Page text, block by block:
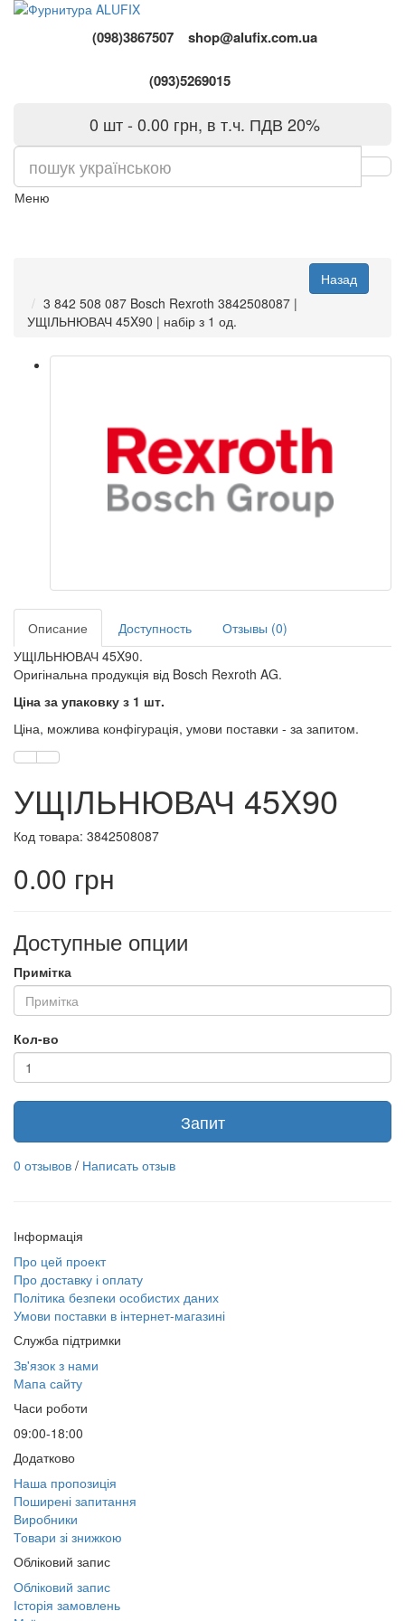
(098)3867507 shop@alufix.com.ua
(093)5269015
0 шт - 0.00 грн, в т.ч. ПДВ 20%
Меню
3 842 508 087 Bosch Rexroth 3842508087 |
УЩІЛЬНЮВАЧ 45X90 | набір з 1 од.
Описание Доступность
Отзывы (0)
УЩІЛЬНЮВАЧ 45X90.
Оригінальна продукція від Bosch Rexroth AG.
Ціна за упаковку з 1 шт.
Ціна, можлива конфігурація, умови поставки - за запитом.
УЩІЛЬНЮВАЧ 45X90
Код товара: 3842508087
0.00 грн
Доступные опции
Примітка
Кол-во
Запит
0 отзывов / Написать отзыв
Інформація
Про цей проект
Про доставку і оплату
Політика безпеки особистих даних
Умови поставки в інтернет-магазині
Служба підтримки
Зв'язок з нами
Мапа сайту
Часи роботи
09:00-18:00
Додатково
Наша пропозиція
Поширені запитання
Виробники
Товари зі знижкою
Обліковий запис
Обліковий запис
Історія замовлень